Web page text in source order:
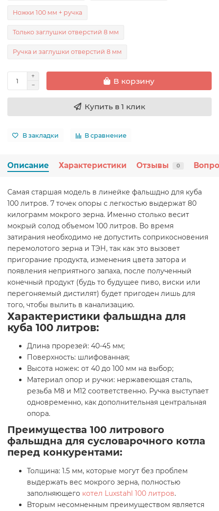
Ножки 100 мм + ручка
Только заглушки отверстий 8 мм
Ручка и заглушки отверстий 8 мм
В корзину
Купить в 1 клик
В закладки В сравнение
Описание Характеристики Отзывы 0
Самая старшая модель в линейке фальшдно для куба
100 литров. 7 точек опоры с легкостью выдержат 80
килограмм мокрого зерна. Именно столько весит
мокрый солод объемом 100 литров. Во время
затирания необходимо не допустить соприкосновения
перемолотого зерна и ТЭН, так как это вызовет
пригорание продукта, изменения цвета затора и
появления неприятного запаха, после полученный
конечный продукт (будь то будущее пиво, виски или
перегоняемый дистилят) будет пригоден лишь для
того, чтобы вылить в канализацию.
Характеристики фальшдна для
куба 100 литров:
Длина прорезей: 40-45 мм;
Поверхность: шлифованная;
Высота ножек: от 40 до 100 мм на выбор;
Материал опор и ручки: нержавеющая сталь,
резьба М8 и М12 соответственно. Ручка выступает
одновременно, как дополнительная центральная
опора.
Преимущества 100 литрового
фальшдна для сусловарочного котла
перед конкурентами:
Толщина: 1.5 мм, которые могут без проблем
выдержать вес мокрого зерна, полностью
заполняющего котел Luxstahl 100 литров.
Вторым несомненным преимуществом является